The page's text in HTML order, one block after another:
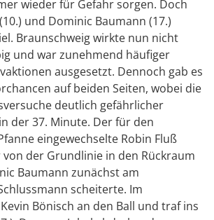
wieder für Gefahr sorgen. Doch
und Dominic Baumann (17.)
Braunschweig wirkte nun nicht
und war zunehmend häufiger
ausgesetzt. Dennoch gab es
auf beiden Seiten, wobei die
deutlich gefährlicher
der 37. Minute. Der für den
eingewechselte Robin Fluß
der Grundlinie in den Rückraum
Baumann zunächst am
scheiterte. Im
Bönisch an den Ball und traf ins